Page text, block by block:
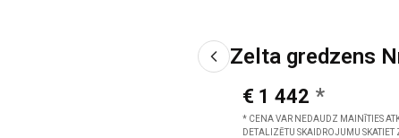
Zelta gredzens
€ 1 442
* CENA VAR NEDAUDZ MAINĪTIES
DETALIZĒTU SKAIDROJUMU SKATIET